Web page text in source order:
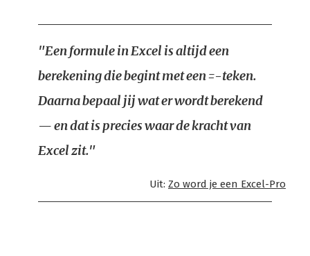
"Een formule in Excel is altijd een
berekening die begint met een =-teken.
Daarna bepaal jij wat er wordt berekend
— en dat is precies waar de kracht van
Excel zit."
Uit: Zo word je een Excel-Pro